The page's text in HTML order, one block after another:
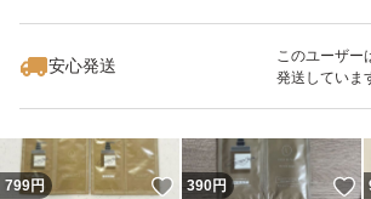
安心発送
このユーザー
発送していま
799円 いいね！
390円